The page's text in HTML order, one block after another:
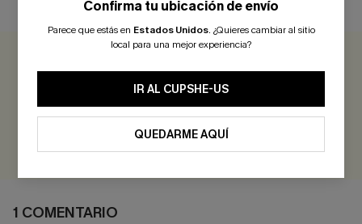
RESEÑAS DE CLIENTES
¡Gana más de 30 puntos por cada reseña que dejes!
EVALUAR
1 COMENTARIO
Confirma tu ubicación de envío
Parece que estás en Estados Unidos. ¿Quieres cambiar al sitio
local para una mejor experiencia?
IR AL CUPSHE-US
QUEDARME AQUÍ